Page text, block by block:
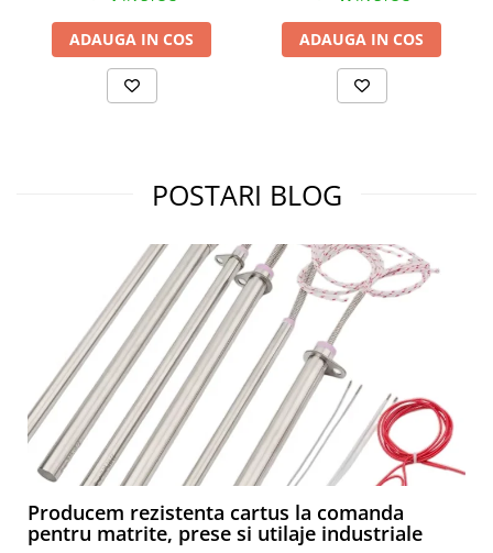
ADAUGA IN COS ADAUGA IN COS
POSTARI BLOG
Producem rezistenta cartus la comanda
pentru matrite, prese si utilaje industriale